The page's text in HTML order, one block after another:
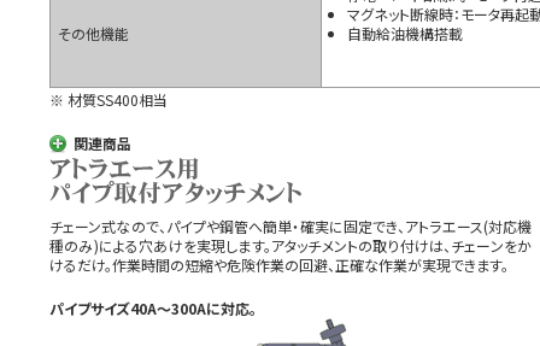
その他機能
マグネット断線時：モータ再起
自動給油機構搭載
※ 材質SS400相当
関連商品
チェーン式なので、パイプや鋼管へ簡単・確実に固定でき、アトラエース(対応機
種のみ)による穴あけを実現します。アタッチメントの取り付けは、チェーンをか
けるだけ。作業時間の短縮や危険作業の回避、正確な作業が実現できます。
パイプサイズ40A～300Aに対応。